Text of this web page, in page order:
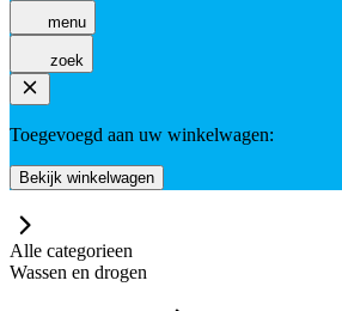
menu
zoek
Toegevoegd aan uw winkelwagen:
Bekijk winkelwagen
Alle categorieen
Wassen en drogen